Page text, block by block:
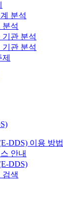
분석
분석
기관 분석
기관 분석
DDS) 이용 방법
안내
DDS)
검색